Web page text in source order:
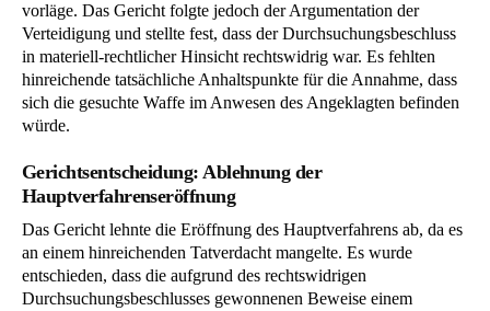
vorläge. Das Gericht folgte jedoch der Argumentation der
Verteidigung und stellte fest, dass der Durchsuchungsbeschluss
in materiell-rechtlicher Hinsicht rechtswidrig war. Es fehlten
hinreichende tatsächliche Anhaltspunkte für die Annahme, dass
sich die gesuchte Waffe im Anwesen des Angeklagten befinden
würde.
Gerichtsentscheidung: Ablehnung der
Hauptverfahrenseröffnung
Das Gericht lehnte die Eröffnung des Hauptverfahrens ab, da es
an einem hinreichenden Tatverdacht mangelte. Es wurde
entschieden, dass die aufgrund des rechtswidrigen
Durchsuchungsbeschlusses gewonnenen Beweise einem